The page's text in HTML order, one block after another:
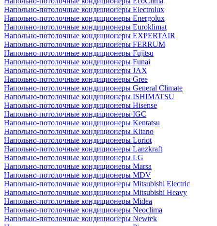
Напольно-потолочные кондиционеры Electrolux
Напольно-потолочные кондиционеры Energolux
Напольно-потолочные кондиционеры Euroklimat
Напольно-потолочные кондиционеры EXPERTAIR
Напольно-потолочные кондиционеры FERRUM
Напольно-потолочные кондиционеры Fujitsu
Напольно-потолочные кондиционеры Funai
Напольно-потолочные кондиционеры JAX
Напольно-потолочные кондиционеры Gree
Напольно-потолочные кондиционеры General Climate
Напольно-потолочные кондиционеры ISHIMATSU
Напольно-потолочные кондиционеры Hisense
Напольно-потолочные кондиционеры IGC
Напольно-потолочные кондиционеры Kentatsu
Напольно-потолочные кондиционеры Kitano
Напольно-потолочные кондиционеры Loriot
Напольно-потолочные кондиционеры Lanzkraft
Напольно-потолочные кондиционеры LG
Напольно-потолочные кондиционеры Marsa
Напольно-потолочные кондиционеры MDV
Напольно-потолочные кондиционеры Mitsubishi Electric
Напольно-потолочные кондиционеры Mitsubishi Heavy
Напольно-потолочные кондиционеры Midea
Напольно-потолочные кондиционеры Neoclima
Напольно-потолочные кондиционеры Newtek